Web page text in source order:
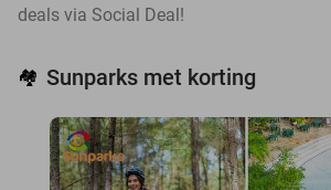
deals via Social Deal!
🏘️ Sunparks met korting